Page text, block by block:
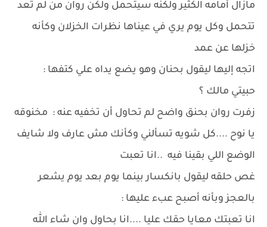
مازال أمامه الكثير ولكنه سيتحمل ولكن روان من لم تعد
تتحمل وكل يوم يري في عيناها نظرات الخزلان وكأنه
خزلها عن عمد
اتجه إليها ليقول بحنان وهو يضع يداه علي كتفها :
حبيتي مالك ؟
زفرت روان بحنق واضح لم تحاول أن تخفيه عنه : مخنوقه
يا نوح ....كل شويه تسألني وكأنك مش عارف ولا شايف
الوضع اللي بقينا فيه ..انا تعبت
غص حلقه ليقول بانكسار بينما يوم بعد يوم يشعر
بالعجز وبأنه أصبح عبء عليها :
انا تعبتك معايا حقك عليا ....انا بحاول وان شاء الله